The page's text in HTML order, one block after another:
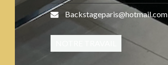
Backstageparis@hotmail.com